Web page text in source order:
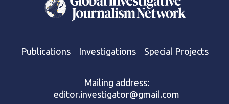
Publications Investigations Special Projects
Mailing address:
editor.investigator@gmail.com